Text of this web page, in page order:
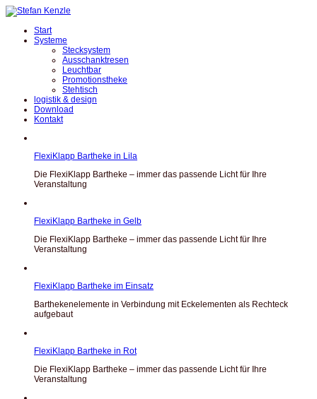
Start
Systeme
Stecksystem
Ausschanktresen
Leuchtbar
Promotionstheke
Stehtisch
logistik & design
Download
Kontakt
FlexiKlapp Bartheke in Lila
Die FlexiKlapp Bartheke – immer das passende Licht für Ihre
Veranstaltung
FlexiKlapp Bartheke in Gelb
Die FlexiKlapp Bartheke – immer das passende Licht für Ihre
Veranstaltung
FlexiKlapp Bartheke im Einsatz
Barthekenelemente in Verbindung mit Eckelementen als Rechteck
aufgebaut
FlexiKlapp Bartheke in Rot
Die FlexiKlapp Bartheke – immer das passende Licht für Ihre
Veranstaltung